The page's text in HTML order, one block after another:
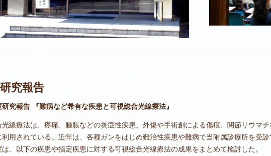
究報告
究報告 『難病など希有な疾患と可視総合光線療法』
光線療法は、疼痛、腫脹などの炎症性疾患、外傷や手術創による傷痕、関節リウマ
利用されている。近年は、各種ガンをはじめ難治性疾患や難病で当附属診療所を受
は、以下の疾患や指定疾患に対する可視総合光線療法の成果をまとめて検討した。